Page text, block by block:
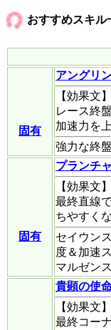
おすすめスキル
固有
アングリ
【効果文】
レース終
加速力を
強力な終
固有
プランチ
【効果文】
最終直線
ちやすく
セイウン
度＆加速
マルゼン
貴顕の使
【効果文】
最終コー